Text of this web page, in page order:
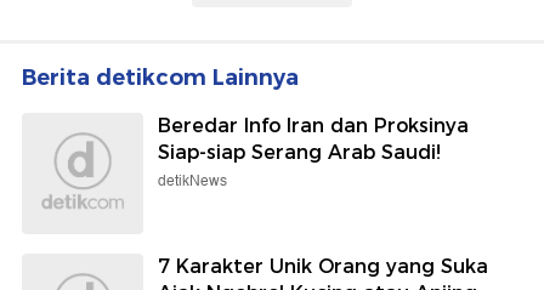
Berita detikcom Lainnya
Beredar Info Iran dan Proksinya
Siap-siap Serang Arab Saudi!
detikNews
7 Karakter Unik Orang yang Suka